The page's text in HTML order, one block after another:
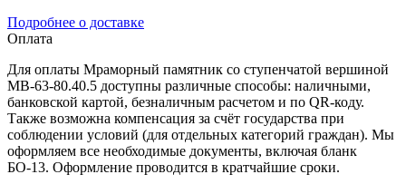
Подробнее о доставке
Оплата
Для оплаты Мраморный памятник со ступенчатой вершиной
МВ-63-80.40.5 доступны различные способы: наличными,
банковской картой, безналичным расчетом и по QR-коду.
Также возможна компенсация за счёт государства при
соблюдении условий (для отдельных категорий граждан). Мы
оформляем все необходимые документы, включая бланк
БО-13. Оформление проводится в кратчайшие сроки.